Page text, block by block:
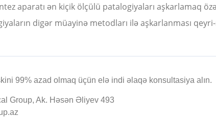
aparatı ən kiçik ölçülü patalogiyaları aşkarlamaq
digər müayinə metodları ilə aşkarlanması
99% azad olmaq üçün elə indi əlaqə konsultasiya alın.
Group, Ak. Həsən Əliyev 493